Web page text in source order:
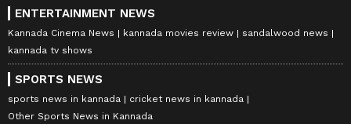
ENTERTAINMENT NEWS
Kannada Cinema News kannada movies review
sandalwood news
kannada tv shows
SPORTS NEWS
sports news in kannada
cricket news in kannada
Other Sports News in Kannada